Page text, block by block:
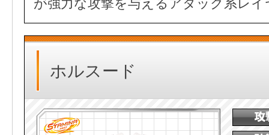
が強力な攻撃を与えるアタック系レイ
ホルスード